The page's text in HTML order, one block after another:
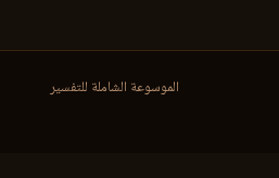
الموسوعة الشاملة للتفسير